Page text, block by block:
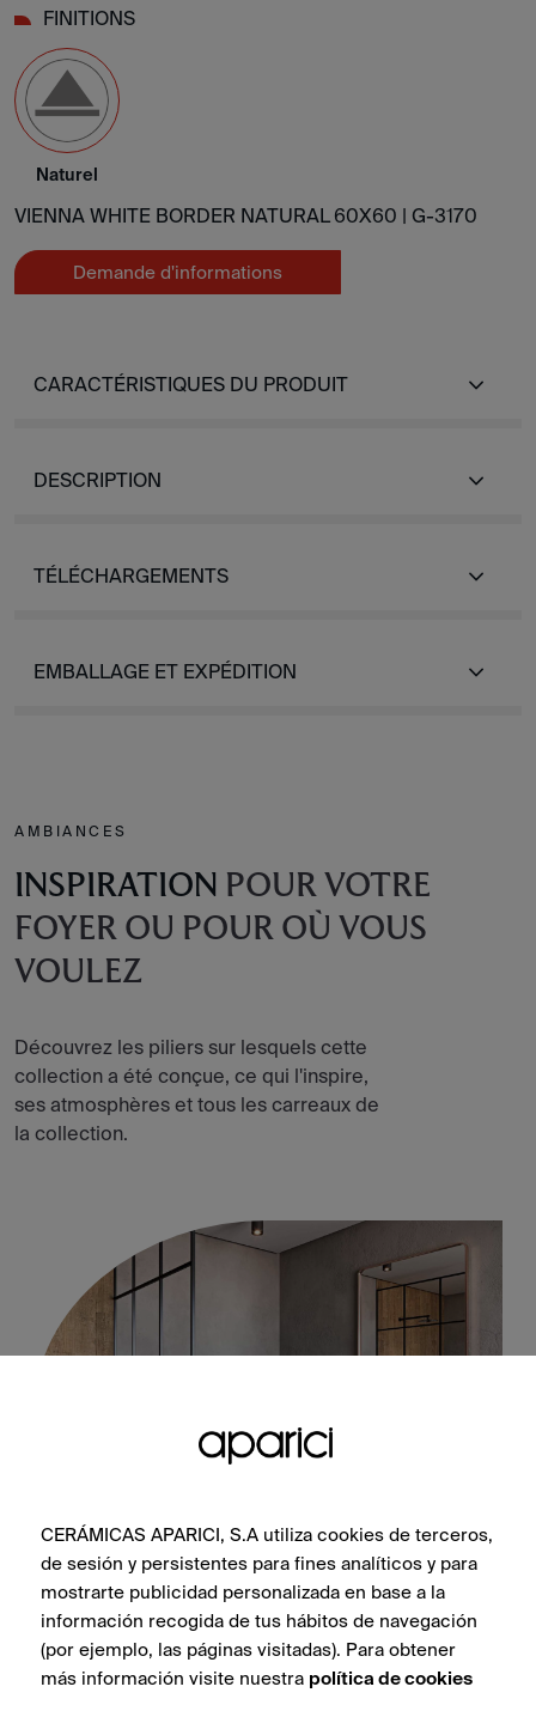
FINITIONS
Naturel
VIENNA WHITE BORDER NATURAL 60X60 | G-3170
Demande d'informations
CARACTÉRISTIQUES DU PRODUIT
DESCRIPTION
TÉLÉCHARGEMENTS
EMBALLAGE ET EXPÉDITION
AMBIANCES
INSPIRATION POUR VOTRE
FOYER OU POUR OÙ VOUS
VOULEZ
Découvrez les piliers sur lesquels cette
collection a été conçue, ce qui l'inspire,
ses atmosphères et tous les carreaux de
la collection.
Vienna Gloriette Natural 60X60
CERÁMICAS APARICI, S.A utiliza cookies de terceros,
de sesión y persistentes para fines analíticos y para
mostrarte publicidad personalizada en base a la
información recogida de tus hábitos de navegación
(por ejemplo, las páginas visitadas). Para obtener
más información visite nuestra política de cookies